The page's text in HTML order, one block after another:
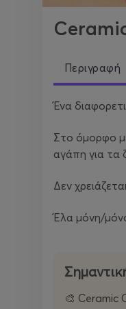
Περιγραφή
Ένα
Στο όμορφο
αγάπη για τα
Δεν
Έλα μόνη/
🎨 Ceramic